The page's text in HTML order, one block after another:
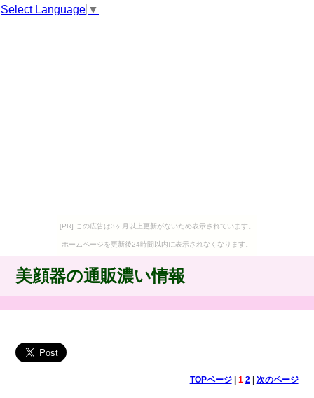
Select Language ▼
[PR] この広告は3ヶ月以上更新がないため表示されています。
ホームページを更新後24時間以内に表示されなくなります。
美顔器の通販濃い情報
TOPページ| 1 2| 次のページ